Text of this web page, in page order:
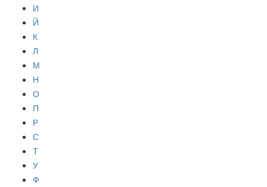
И
Й
К
Л
М
Н
О
П
Р
С
Т
У
Ф